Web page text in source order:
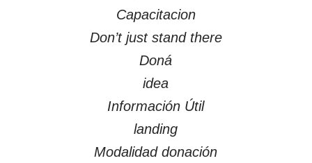
Capacitacion
Don’t just stand there
Doná
idea
Información Útil
landing
Modalidad donación